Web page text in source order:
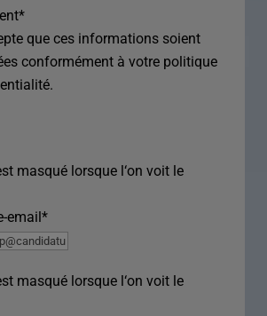
*
que ces informations soient
conformément à votre politique
masqué lorsque l‘on voit le
email*
masqué lorsque l‘on voit le